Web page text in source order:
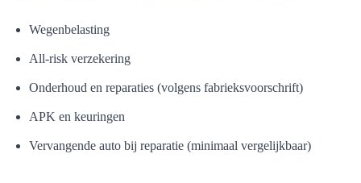
Wegenbelasting
All-risk verzekering
Onderhoud en reparaties (volgens fabrieksvoorschrift)
APK en keuringen
Vervangende auto bij reparatie (minimaal vergelijkbaar)